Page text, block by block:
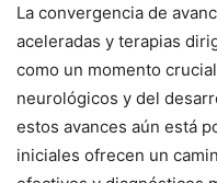
La convergencia de
aceleradas y terapias
como un momento
neurológicos y del
estos avances aún está
iniciales ofrecen un